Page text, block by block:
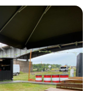
– początki Omida Trade
teraz w